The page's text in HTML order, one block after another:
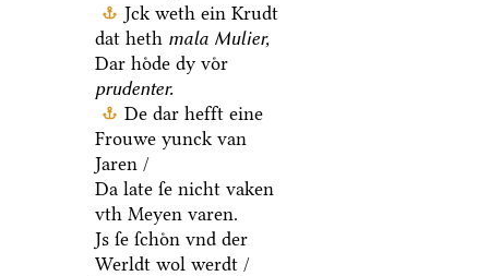
Jck weth ein Krudt
dat heth mala Mulier,
Dar hoͤde dy voͤr
prudenter.
De dar hefft eine
Frouwe yunck van
Jaren /
Da late ſe nicht vaken
vth Meyen varen.
Js ſe ſchoͤn vnd der
Werldt wol werdt /